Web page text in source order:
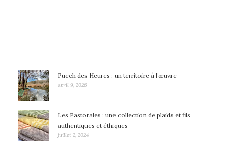
Puech des Heures : un territoire à l’œuvre
avril 9, 2026
Les Pastorales : une collection de plaids et fils
authentiques et éthiques
juillet 2, 2024